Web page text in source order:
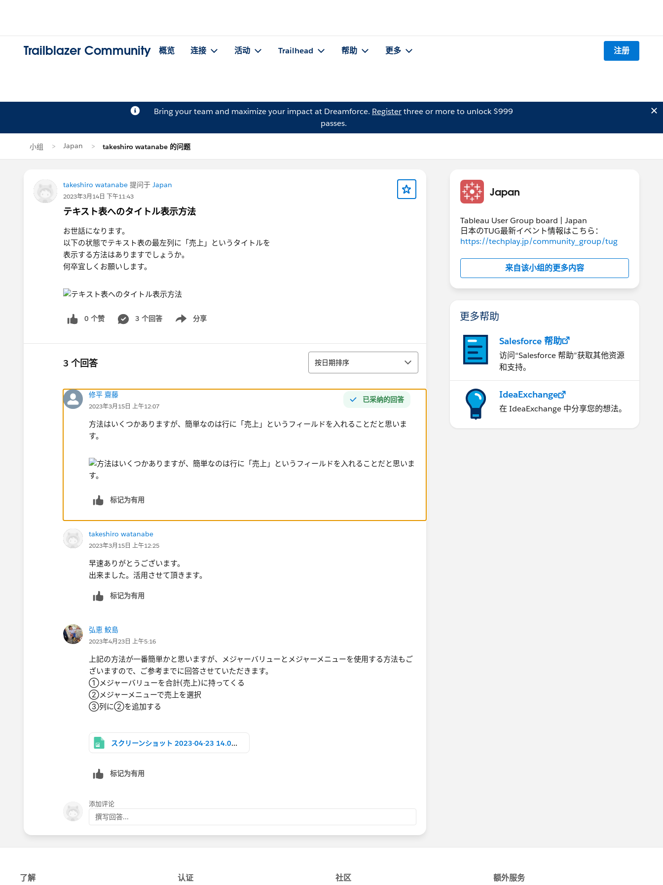
Trailblazer Community 概览 连接 活动 Trailhead 帮助 更多 注册
Bring your team and maximize your impact at Dreamforce. Registerthree or more to unlock $999
passes.
小组 Japan takeshiro watanabe 的问题
takeshiro watanabe 提问于 Japan
2023年3月14日 下午11:43
テキスト表へのタイトル表示方法
お世話になります。
以下の状態でテキスト表の最左列に「売上」というタイトルを
表示する方法はありますでしょうか。​
何卒宜しくお願いします。​
0 个赞 3 个回答 分享
Show menu
3 个回答 排序
按日期排序
已采纳的回答
修平 齋藤
2023年3月15日 上午12:07
方法はいくつかありますが、簡単なのは行に「売上」というフィールドを入れることだと思いま
す。
标记为有用
takeshiro watanabe
2023年3月15日 上午12:25
早速ありがとうございます。
出来ました。活用させて頂きます。
标记为有用
弘恵 鮫島
2023年4月23日 上午5:16
上記の方法が一番簡単かと思いますが、メジャーバリューとメジャーメニューを使用する方法もご
ざいますので、ご参考までに回答させていただきます。
①メジャーバリューを​合計(売上)に持ってくる
②​メジャーメニューで売上を選択
③列に②を追加する​
スクリーンショット 2023-04-23 14.08.03.png
标记为有用
添加评论
撰写回答...
Japan
Tableau User Group board | Japan
日本のTUG最新イベント情報はこちら：
https://techplay.jp/community_group/tug
来自该小组的更多内容
更多帮助
Salesforce 帮助
访问“Salesforce 帮助”获取其他资源
和支持。
IdeaExchange
在 IdeaExchange 中分享您的想法。